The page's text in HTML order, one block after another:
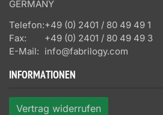
GERMANY
Telefon:+49 (0) 2401 / 80 49 49 1
Fax:
+49 (0) 2401 / 80 49 49 3
E-Mail: info@fabrilogy.com
INFORMATIONEN
Vertrag widerrufen